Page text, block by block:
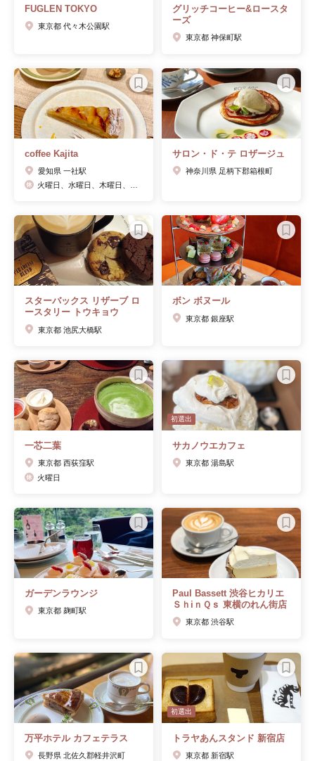
FUGLEN TOKYO
東京都 代々木公園駅
グリッチコーヒー&ロースタ
ーズ
東京都 神保町駅
coffee Kajita
愛知県 一社駅
サロン・ド・テ ロザージュ
神奈川県 足柄下郡箱根町
スターバックス リザーブ ロ
ースタリー トウキョウ
東京都 池尻大橋駅
ボン ボヌール
東京都 銀座駅
一芯二葉
東京都 西荻窪駅
火曜日
初選出
サカノウエカフェ
東京都 湯島駅
ガーデンラウンジ
東京都 麹町駅
Paul Bassett 渋谷ヒカリエ
ＳｈiｎＱｓ 東横のれん街店
東京都 渋谷駅
万平ホテル カフェテラス
長野県 北佐久郡軽井沢町
初選出
トラヤあんスタンド 新宿店
東京都 新宿駅